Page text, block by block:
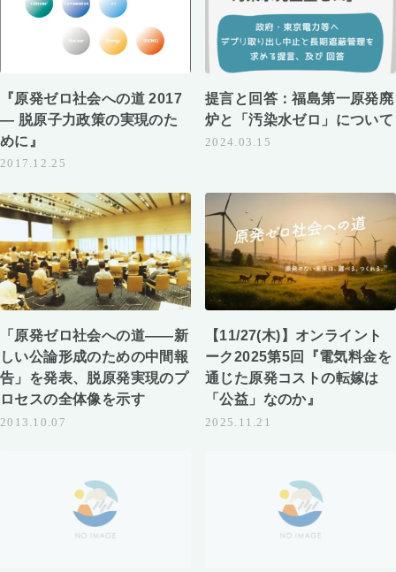
『原発ゼロ社会への道 2017
― 脱原子力政策の実現のた
めに』
2017.12.25
提言と回答：福島第一原発廃
炉と「汚染水ゼロ」について
2024.03.15
「原発ゼロ社会への道――新
しい公論形成のための中間報
告」を発表、脱原発実現のプ
ロセスの全体像を示す
2013.10.07
【11/27(木)】オンライント
ーク2025第5回『電気料金を
通じた原発コストの転嫁は
「公益」なのか』
2025.11.21